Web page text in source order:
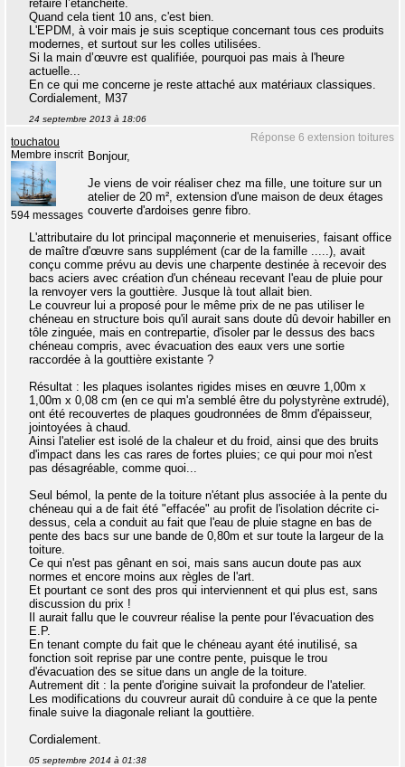
refaire l’étanchéité.
Quand cela tient 10 ans, c'est bien.
L'EPDM, à voir mais je suis sceptique concernant tous ces produits
modernes, et surtout sur les colles utilisées.
Si la main d’œuvre est qualifiée, pourquoi pas mais à l'heure
actuelle...
En ce qui me concerne je reste attaché aux matériaux classiques.
Cordialement, M37
24 septembre 2013 à 18:06
Réponse 6 extension toitures
touchatou
Membre inscrit
594 messages
Bonjour,
Je viens de voir réaliser chez ma fille, une toiture sur un
atelier de 20 m², extension d'une maison de deux étages
couverte d'ardoises genre fibro.
L'attributaire du lot principal maçonnerie et menuiseries, faisant office
de maître d'œuvre sans supplément (car de la famille .....), avait
conçu comme prévu au devis une charpente destinée à recevoir des
bacs aciers avec création d'un chéneau recevant l'eau de pluie pour
la renvoyer vers la gouttière. Jusque là tout allait bien.
Le couvreur lui a proposé pour le même prix de ne pas utiliser le
chéneau en structure bois qu'il aurait sans doute dû devoir habiller en
tôle zinguée, mais en contrepartie, d'isoler par le dessus des bacs
chéneau compris, avec évacuation des eaux vers une sortie
raccordée à la gouttière existante ?
Résultat : les plaques isolantes rigides mises en œuvre 1,00m x
1,00m x 0,08 cm (en ce qui m'a semblé être du polystyrène extrudé),
ont été recouvertes de plaques goudronnées de 8mm d'épaisseur,
jointoyées à chaud.
Ainsi l'atelier est isolé de la chaleur et du froid, ainsi que des bruits
d'impact dans les cas rares de fortes pluies; ce qui pour moi n'est
pas désagréable, comme quoi...
Seul bémol, la pente de la toiture n'étant plus associée à la pente du
chéneau qui a de fait été "effacée" au profit de l'isolation décrite ci-
dessus, cela a conduit au fait que l'eau de pluie stagne en bas de
pente des bacs sur une bande de 0,80m et sur toute la largeur de la
toiture.
Ce qui n'est pas gênant en soi, mais sans aucun doute pas aux
normes et encore moins aux règles de l'art.
Et pourtant ce sont des pros qui interviennent et qui plus est, sans
discussion du prix !
Il aurait fallu que le couvreur réalise la pente pour l'évacuation des
E.P.
En tenant compte du fait que le chéneau ayant été inutilisé, sa
fonction soit reprise par une contre pente, puisque le trou
d'évacuation des se situe dans un angle de la toiture.
Autrement dit : la pente d'origine suivait la profondeur de l'atelier.
Les modifications du couvreur aurait dû conduire à ce que la pente
finale suive la diagonale reliant la gouttière.
Cordialement.
05 septembre 2014 à 01:38